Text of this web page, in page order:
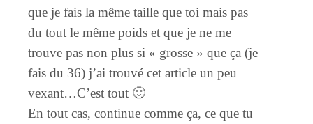
que je fais la même taille que toi mais pas
du tout le même poids et que je ne me
trouve pas non plus si « grosse » que ça (je
fais du 36) j’ai trouvé cet article un peu
vexant…C’est tout 🙂
En tout cas, continue comme ça, ce que tu